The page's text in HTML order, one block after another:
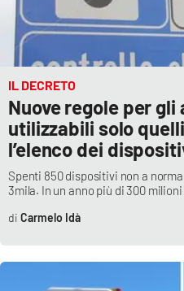
Sport
RUBRICHE
Good Morning Vietnam
IL DECRETO
Nuove regole per gli
utilizzabili solo
l’elenco dei
Spenti 850 dispositivi non a
3mila. In un anno più di 300
Carmelo Idà